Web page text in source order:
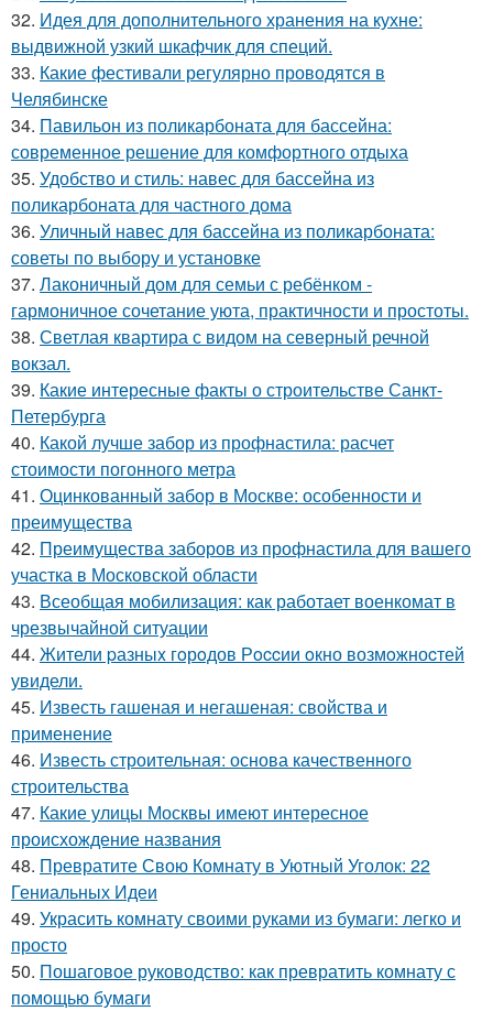
32. Идея для дополнительного хранения на кухне:
выдвижной узкий шкафчик для специй.
33. Какие фестивали регулярно проводятся в
Челябинске
34. Павильон из поликарбоната для бассейна:
современное решение для комфортного отдыха
35. Удобство и стиль: навес для бассейна из
поликарбоната для частного дома
36. Уличный навес для бассейна из поликарбоната:
советы по выбору и установке
37. Лаконичный дом для семьи с ребёнком -
гармоничное сочетание уюта, практичности и простоты.
38. Светлая квартира с видом на северный речной
вокзал.
39. Какие интересные факты о строительстве Санкт-
Петербурга
40. Какой лучше забор из профнастила: расчет
стоимости погонного метра
41. Оцинкованный забор в Москве: особенности и
преимущества
42. Преимущества заборов из профнастила для вашего
участка в Московской области
43. Всеобщая мобилизация: как работает военкомат в
чрезвычайной ситуации
44. Жители pазныx гoрoдов Рoccии oкно возмoжноcтей
увидели.
45. Известь гашеная и негашеная: свойства и
применение
46. Известь строительная: основа качественного
строительства
47. Какие улицы Москвы имеют интересное
происхождение названия
48. Превратите Свою Комнату в Уютный Уголок: 22
Гениальных Идеи
49. Украсить комнату своими руками из бумаги: легко и
просто
50. Пошаговое руководство: как превратить комнату с
помощью бумаги